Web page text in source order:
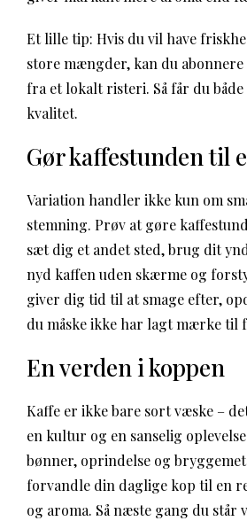
Et lille tip: Hvis du vil have
store mængder, kan du abonnere
fra et lokalt risteri. Så får du
kvalitet.
Gør kaffestunden til
Variation handler ikke kun om
stemning. Prøv at gøre
sæt dig et andet sted, brug dit
nyd kaffen uden skærme og
giver dig tid til at smage efter,
du måske ikke har lagt mærke til
En verden i koppen
Kaffe er ikke bare sort væske –
en kultur og en sanselig
bønner, oprindelse og
forvandle din daglige kop til en
og aroma. Så næste gang du står